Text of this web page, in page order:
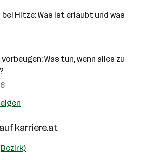
Hitze: Was ist erlaubt und was
Was tun, wenn alles zu
karriere.at